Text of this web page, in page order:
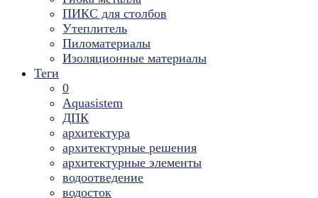
ПИКС для столбов
Утеплитель
Пиломатериалы
Изоляционные материалы
Теги
0
Aquasistem
ДПК
архитектура
архитектурные решения
архитектурные элементы
водоотведение
водосток